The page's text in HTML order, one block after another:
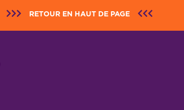
RETOUR EN HAUT DE PAGE